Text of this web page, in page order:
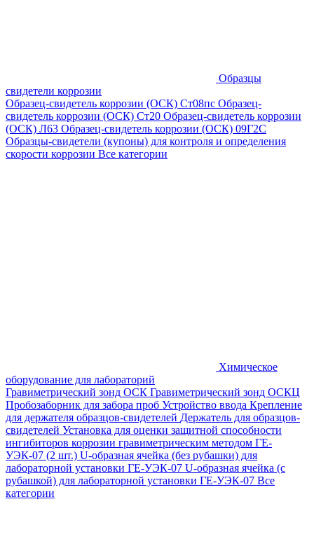
Образцы
свидетели коррозии
Образец-свидетель коррозии (ОСК) Ст08пс Образец-
свидетель коррозии (ОСК) Ст20 Образец-свидетель коррозии
(ОСК) Л63 Образец-свидетель коррозии (ОСК) 09Г2С
Образцы-свидетели (купоны) для контроля и определения
скорости коррозии Все категории
Химическое
оборудование для лабораторий
Гравиметрический зонд ОСК Гравиметрический зонд ОСКЦ
Пробозаборник для забора проб Устройство ввода Крепление
для держателя образцов-свидетелей Держатель для образцов-
свидетелей Установка для оценки защитной способности
ингибиторов коррозии гравиметрическим методом ГЕ-
УЭК-07 (2 шт.) U-образная ячейка (без рубашки) для
лабораторной установки ГЕ-УЭК-07 U-образная ячейка (с
рубашкой) для лабораторной установки ГЕ-УЭК-07 Все
категории